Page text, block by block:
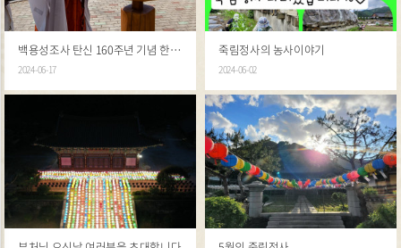
백용성조사 탄신 160주년 기념 한반도 평화ㆍ국민통합 기원 '만인대법회'
2024-06-17
죽림정사의 농사이야기
2024-06-02